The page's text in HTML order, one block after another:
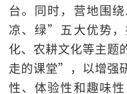
台。同时，营地围
凉、绿”五大优势
化、农耕文化等主
走的课堂”，以增强
性、体验性和趣味